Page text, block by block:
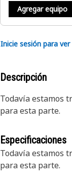
Agregar equipo
Inicie sesión para
Descripción
Todavía estamos
para esta parte.
Especificaciones
Todavía estamos
para esta parte.